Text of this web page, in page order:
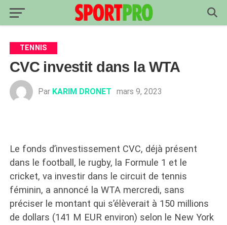
TENNIS
CVC investit dans la WTA
Par KARIM DRONET mars 9, 2023
Le fonds d’investissement CVC, déjà présent
dans le football, le rugby, la Formule 1 et le
cricket, va investir dans le circuit de tennis
féminin, a annoncé la WTA mercredi, sans
préciser le montant qui s’élèverait à 150 millions
de dollars (141 M EUR environ) selon le New York